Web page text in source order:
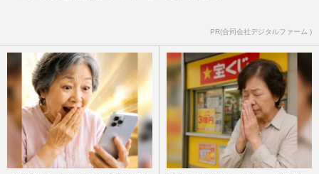
PR(合同会社デジタルファーム )